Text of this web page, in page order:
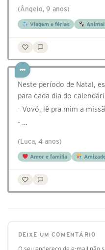
(Ângelo, 9 anos)
Viagem e férias
Neste período de Natal,
para cada dia do
- Vovó, lê pra mim a
- …
(Luca, 4 anos)
Amor e família
DEIXE UM COMENTÁRIO
O seu endereço de e-mail não